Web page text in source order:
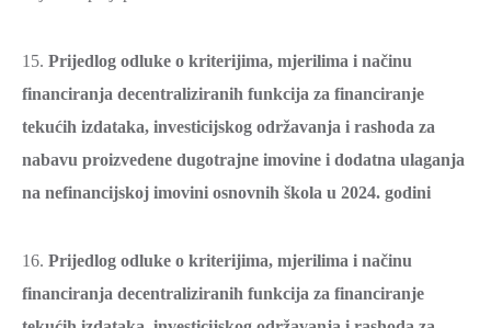
15. Prijedlog odluke o kriterijima, mjerilima i načinu
financiranja decentraliziranih funkcija za financiranje
tekućih izdataka, investicijskog održavanja i rashoda za
nabavu proizvedene dugotrajne imovine i dodatna ulaganja
na nefinancijskoj imovini osnovnih škola u 2024. godini
16. Prijedlog odluke o kriterijima, mjerilima i načinu
financiranja decentraliziranih funkcija za financiranje